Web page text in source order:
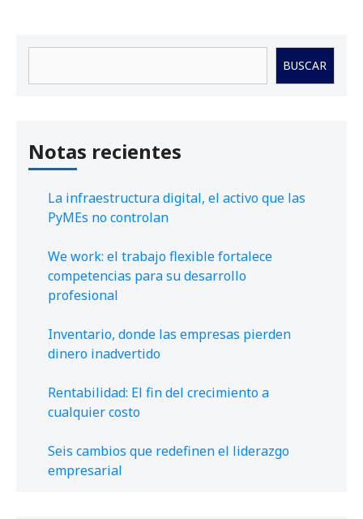
BUSCAR
Notas recientes
La infraestructura digital, el activo que las
PyMEs no controlan
We work: el trabajo flexible fortalece
competencias para su desarrollo
profesional
Inventario, donde las empresas pierden
dinero inadvertido
Rentabilidad: El fin del crecimiento a
cualquier costo
Seis cambios que redefinen el liderazgo
empresarial